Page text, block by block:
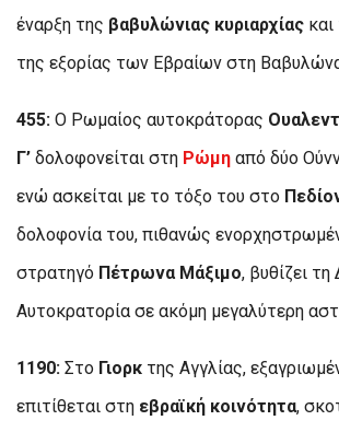
έναρξη της βαβυλώνιας κυριαρχίας
της εξορίας των Εβραίων στη
455: Ο Ρωμαίος αυτοκράτορας
Γ’ δολοφονείται στη Ρώμη από δύο
ενώ ασκείται με το τόξο του στο
δολοφονία του, πιθανώς
στρατηγό Πέτρωνα Μάξιμο, βυθίζει
Αυτοκρατορία σε ακόμη μεγαλύτερη
1190: Στο Γιορκ της Αγγλίας,
επιτίθεται στη εβραϊκή κοινότητα,